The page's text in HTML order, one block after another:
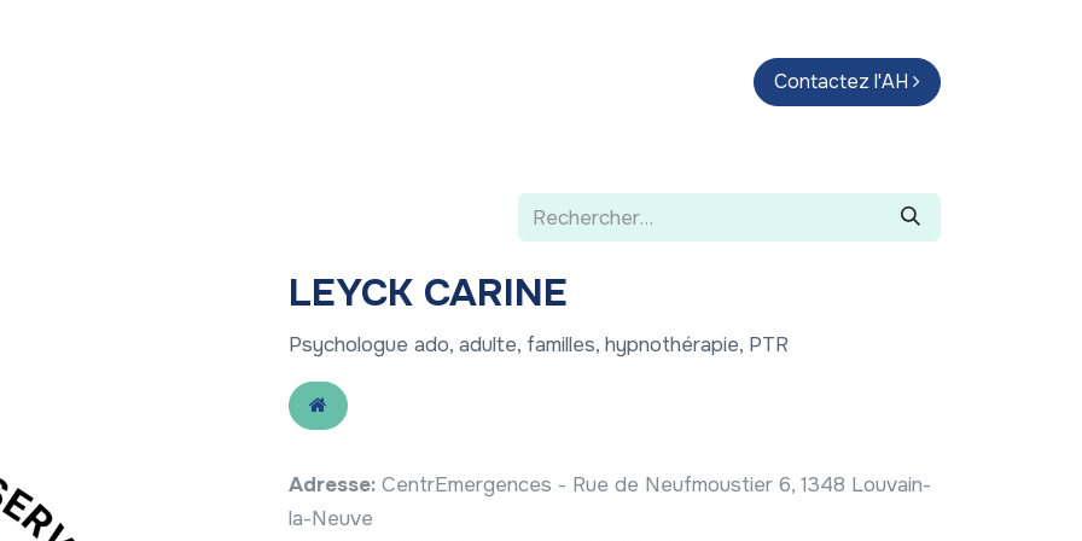
Parcours d'artistes Guide
Contactez l'AH
LEYCK CARINE
Psychologue ado, adulte, familles, hypnothérapie, PTR
Adresse: CentrEmergences - Rue de Neufmoustier 6, 1348 Louvain-
la-Neuve